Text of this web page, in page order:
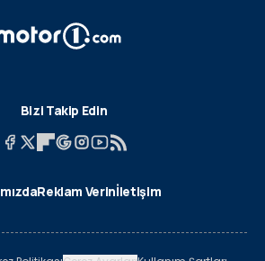
Bizi Takip Edin
Reklam Verinİletişim